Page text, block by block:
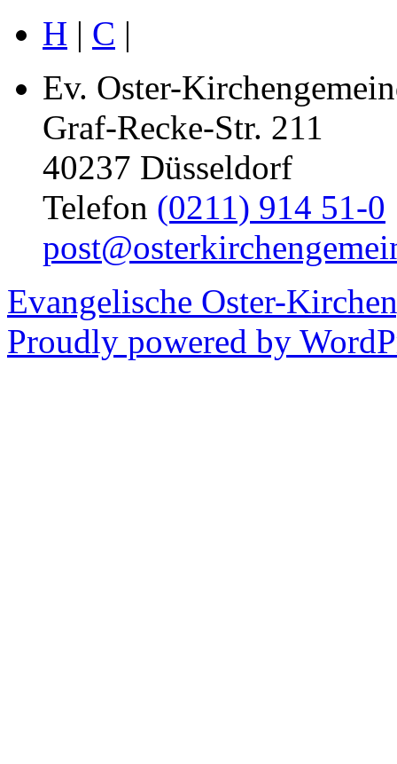
H | C |
Ev. Oster-
Graf-Recke-Str. 211
40237 Düsseldorf
Telefon (0211) 914 51-0
Evangelische Oster-
Proudly powered by